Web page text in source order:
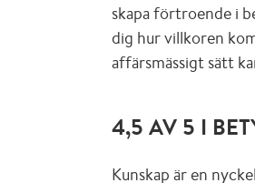
skapa förtroende i
dig hur villkoren
affärsmässigt sätt
4,5 AV 5 I
Kunskap är en